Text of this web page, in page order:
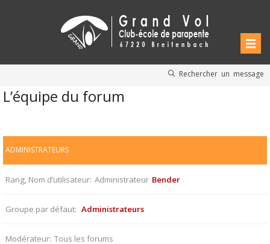
Rechercher un message
L’équipe du forum
ADMINISTRATEURS
Rang, Nom d’utilisateur Administrateur Bender
Groupe par défaut Administrateurs
Modérateur Tous les forums